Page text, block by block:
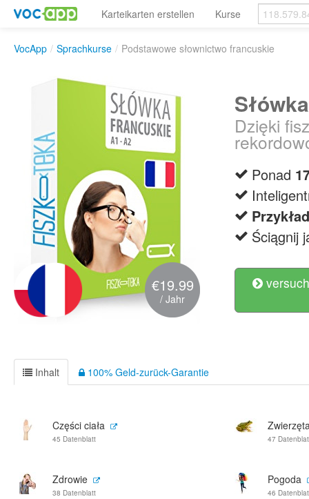
Karteikarten erstellen Kurse
VocApp / Sprachkurse / Podstawowe słownictwo francuskie
€19.99
/ Jahr
Dzięki
Ponad
Ściągnij
Inhalt 100% Geld-zurück-Garantie
Części ciała
45 Datenblatt 47
Zdrowie
38 Datenblatt
Pogoda
46